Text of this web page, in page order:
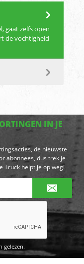
gaat zelfs open
de vochtigheid
IN JE
de nieuwste
abonnees, dus trek je
Truck helpt je op weg!
gelezen.